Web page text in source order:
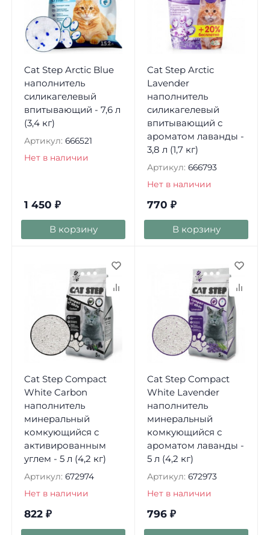
Cat Step Arctic Blue
наполнитель
силикагелевый
впитывающий - 7,6 л
(3,4 кг)
Артикул: 666521
Нет в наличии
1 450 ₽
В корзину
Cat Step Arctic
Lavender
наполнитель
силикагелевый
впитывающий с
ароматом лаванды -
3,8 л (1,7 кг)
Артикул: 666793
Нет в наличии
770 ₽
В корзину
Cat Step Compact
White Carbon
наполнитель
минеральный
комкующийся с
активированным
углем - 5 л (4,2 кг)
Артикул: 672974
Нет в наличии
822 ₽
Cat Step Compact
White Lavеnder
наполнитель
минеральный
комкующийся с
ароматом лаванды -
5 л (4,2 кг)
Артикул: 672973
Нет в наличии
796 ₽